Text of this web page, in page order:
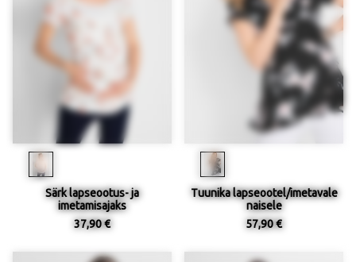
Särk lapseootus- ja
imetamisajaks
37,90 €
Tuunika lapseootel/imetavale
naisele
57,90 €